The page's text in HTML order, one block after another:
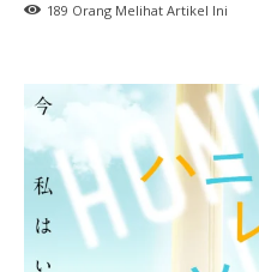
189 Orang Melihat Artikel Ini